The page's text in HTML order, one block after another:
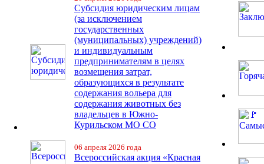
Субсидия юридическим лицам
(за исключением
государственных
(муниципальных) учреждений)
и индивидуальным
предпринимателям в целях
возмещения затрат,
образующихся в результате
содержания вольера для
содержания животных без
владельцев в Южно-
Курильском МО СО
06 апреля 2026 года
Всероссийская акция «Красная